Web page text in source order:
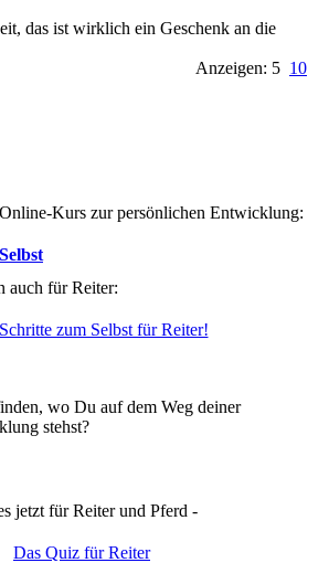
das ist wirklich ein Geschenk an die
Anzeigen: 5 10
Kurs zur persönlichen Entwicklung:
auch für Reiter:
zum Selbst für Reiter!
wo Du auf dem Weg deiner
stehst?
jetzt für Reiter und Pferd -
Das Quiz für Reiter